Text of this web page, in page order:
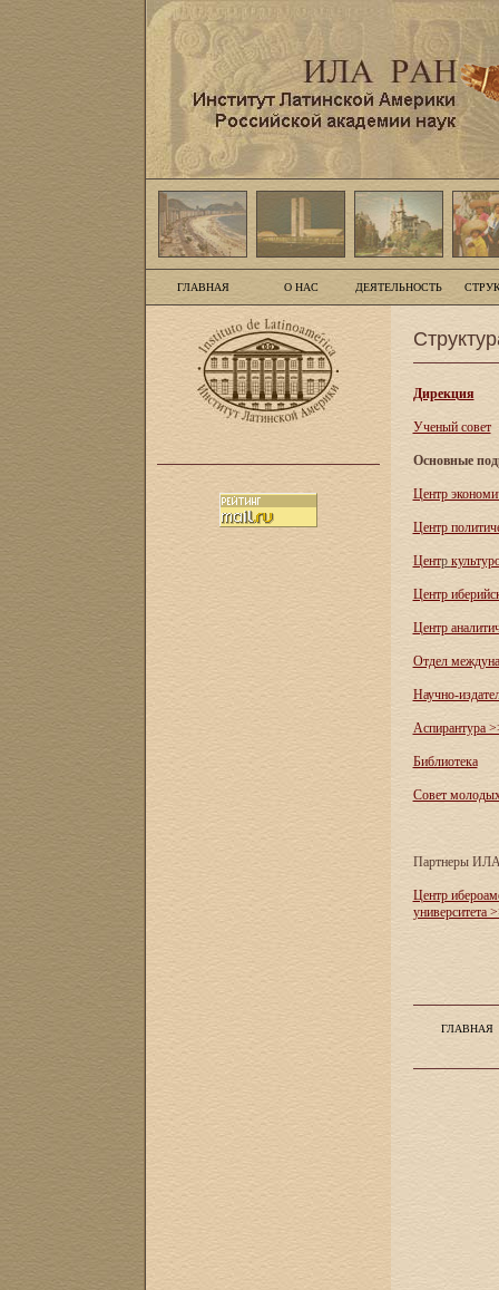
ГЛАВНАЯ О НАС ДЕЯТЕЛЬНОСТЬ
Дирекция
Ученый совет
Основные
Центр
Центр
Центр
Центр
Центр
Отдел
Научно-
Аспирантура
Библиотека
Совет
Партнеры
Центр
университета
ГЛАВНАЯ